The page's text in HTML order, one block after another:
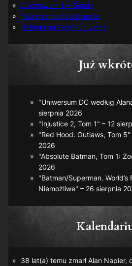
Z archiwum TM-Semic
Nawiązania do Batmana
Batman na kasetach video
Już
"Uniwersum DC według
sierpnia 2026
"Injustice 2, Tom 1" – 12
"Red Hood: Outlaws, Tom 5"
2026
"Absolute Batman, Tom 1:
2026
"Batman/Superman. World’s
Niemożliwe" – 26 sierpnia
38 lat(a) temu zmarł Alan Napier,